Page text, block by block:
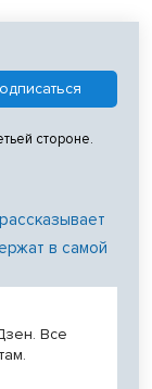
стороне.
в самой
Все